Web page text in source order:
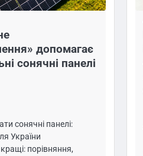
допомагає
сонячні панелі
сонячні панелі:
України
порівняння,